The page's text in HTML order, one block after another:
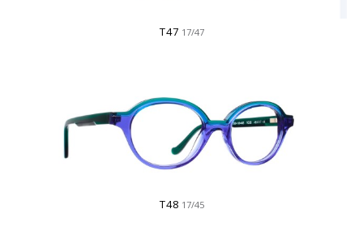
T47 17/47
T48 17/45